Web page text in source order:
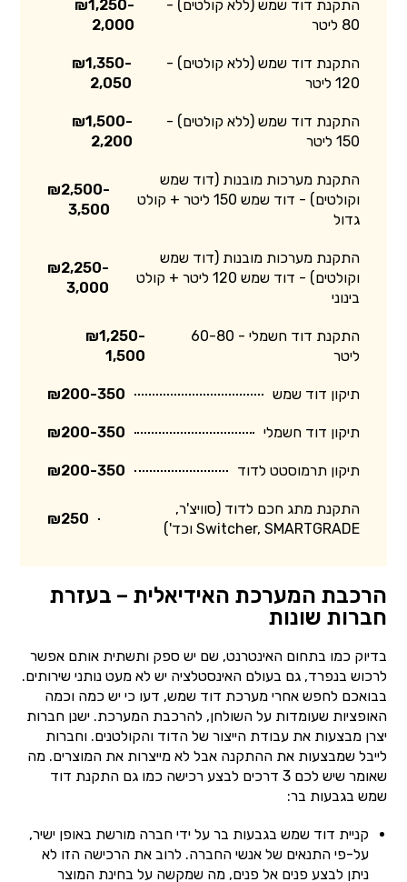
התקנת דוד שמש (ללא קולטים) -
80 ליטר
₪1,250-
2,000
התקנת דוד שמש (ללא קולטים) -
120 ליטר
₪1,350-
2,050
התקנת דוד שמש (ללא קולטים) -
150 ליטר
₪1,500-
2,200
התקנת מערכות מובנות (דוד שמש
וקולטים) - דוד שמש 150 ליטר + קולט
גדול
₪2,500-
3,500
התקנת מערכות מובנות (דוד שמש
וקולטים) - דוד שמש 120 ליטר + קולט
בינוני
₪2,250-
3,000
התקנת דוד חשמלי - 60-80
ליטר
₪1,250-
1,500
תיקון דוד שמש ₪200-350
תיקון דוד חשמלי ₪200-350
תיקון תרמוסטט לדוד ₪200-350
התקנת מתג חכם לדוד (סוויצ'ר,
Switcher, SMARTGRADE וכד')
₪250
הרכבת המערכת האידיאלית – בעזרת
חברות שונות
בדיוק כמו בתחום האינטרנט, שם יש ספק ותשתית אותם אפשר
לרכוש בנפרד, גם בעולם האינסטלציה יש לא מעט נותני שירותים.
בבואכם לחפש אחרי מערכת דוד שמש, דעו כי יש כמה וכמה
האופציות שעומדות על השולחן, להרכבת המערכת. ישנן חברות
יצרן מבצעות את עבודת הייצור של הדוד והקולטנים. וחברות
לייבל שמבצעות את ההתקנה אבל לא מייצרות את המוצרים. מה
שאומר שיש לכם 3 דרכים לבצע רכישה כמו גם התקנת דוד
שמש בגבעות בר:
קניית דוד שמש בגבעות בר על ידי חברה מורשת באופן ישיר,
על-פי התנאים של אנשי החברה. לרוב את הרכישה הזו לא
ניתן לבצע פנים אל פנים, מה שמקשה על בחינת המוצר